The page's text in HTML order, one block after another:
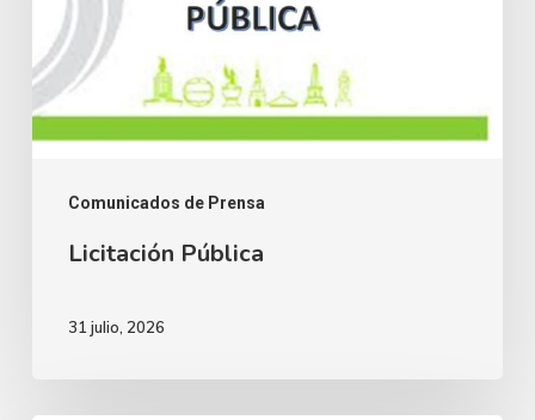
Comunicados de Prensa
Licitación Pública
31 julio, 2026